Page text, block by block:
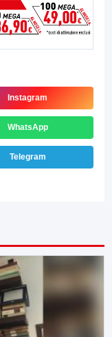
Instagram
WhatsApp
Telegram